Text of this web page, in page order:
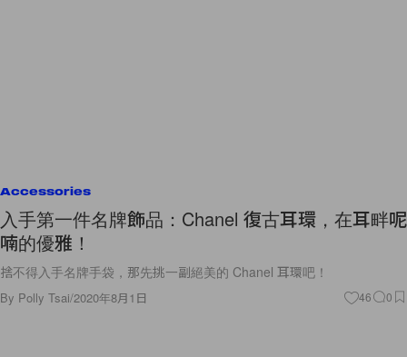
Accessories
入手第一件名牌飾品：Chanel 復古耳環，在耳畔呢
喃的優雅！
捨不得入手名牌手袋，那先挑一副絕美的 Chanel 耳環吧！
By Polly Tsai/2020年8月1日 46 0